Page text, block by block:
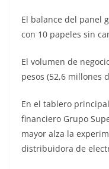
El balance del panel
con 10 papeles sin
El volumen de
pesos (52,6 millones
En el tablero
financiero Grupo
mayor alza la
distribuidora de